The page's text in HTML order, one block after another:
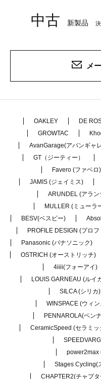
中古
新製品
メ
OAKLEY DE
GROWTAC
AvanGarage(アバンギャ
GT（ジーティー）
Favero (ファベロ)
JAMIS (ジェイミス)
ARUNDEL (アラン
MULLER (ミューラ
BESV(ベスビー)
PROFILE DESIGN (プロ
Panasonic (パナソニック)
OSTRICH (オーストリッチ)
4iiii(フォーアイ)
LOUIS GARNEAU (ルイ
SILCA (シリカ)
WINSPACE (ウィ
PENNAROLA(ペン
CeramicSpeed (セラミッ
power2max
Stages Cycling(
CHAPTER2(チャプ